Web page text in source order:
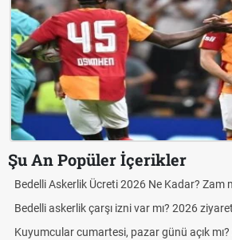
Şu An Popüler İçerikler
Hazırlık Maçı ve Dostluk Maçı Nedir?
Süper Lig Kaç Hafta ve Toplam Kaç Maç
Türkiye'de Transfer Dönemi Ne Zaman